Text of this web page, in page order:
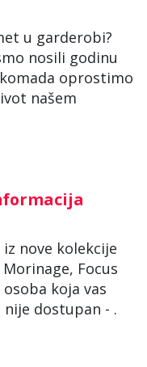
u garderobi?
nosili godinu
oprostimo
našem
nove kolekcije
Focus
koja vas
dostupan - .